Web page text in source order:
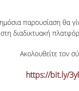
παρουσίαση θα
στη διαδικτυακή
Ακολουθείτε τον
https://bit.ly/